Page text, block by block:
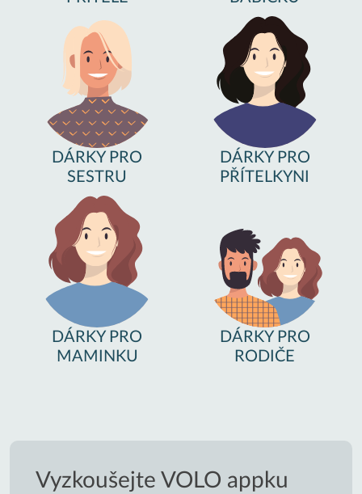
DÁRKY PRO
SESTRU
DÁRKY PRO
PŘÍTELKYNI
DÁRKY PRO
MAMINKU
DÁRKY PRO
RODIČE
Vyzkoušejte VOLO appku